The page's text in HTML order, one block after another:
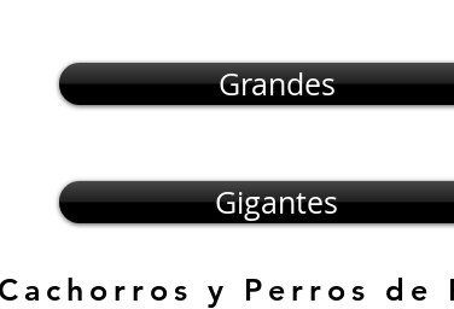
Grandes
Gigantes
y Perros de